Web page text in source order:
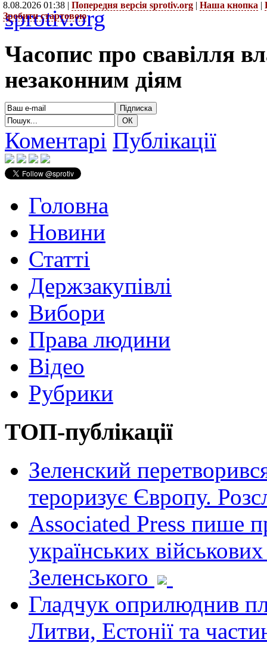
8.08.2026 01:38 | Попередня версія sprotiv.org | Наша кнопка |
Зробити стартовою
sprotiv.org
Часопис про свавілля
незаконним діям
Коментарі Публікації
Головна
Новини
Статті
Держзакупівлі
Вибори
Права людини
Відео
Рубрики
ТОП-публікації
Зеленский
тероризує Європу.
Associated Press пише
українських
Зеленського
Гладчук оприлюднив
Литви, Естонії та